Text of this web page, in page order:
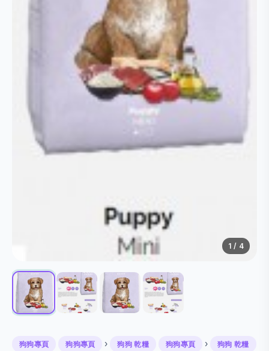
1 / 4
狗狗專頁 狗狗專頁 › 狗狗 乾糧 狗狗專頁 › 狗狗 乾糧